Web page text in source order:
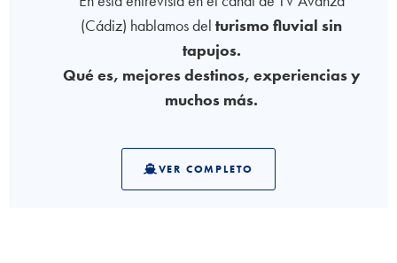
(Cádiz) hablamos delturismo fluvial sin
tapujos.
Qué es, mejores destinos, experiencias y
muchos más.
VER COMPLETO